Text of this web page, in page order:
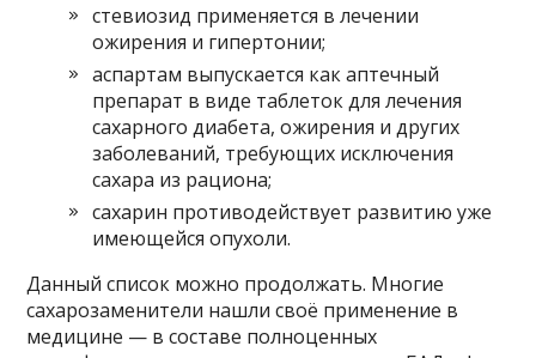
стевиозид применяется в лечении
ожирения и гипертонии;
аспартам выпускается как аптечный
препарат в виде таблеток для лечения
сахарного диабета, ожирения и других
заболеваний, требующих исключения
сахара из рациона;
сахарин противодействует развитию уже
имеющейся опухоли.
Данный список можно продолжать. Многие
сахарозаменители нашли своё применение в
медицине — в составе полноценных